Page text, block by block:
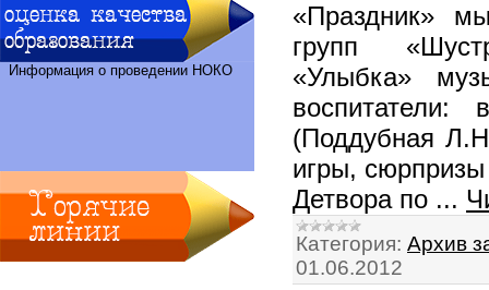
Информация о проведении НОКО
«Праздник»
групп
«Улыбка»
(Поддубная
игры,
Детвора по ...
Категория: Архив
01.06.2012